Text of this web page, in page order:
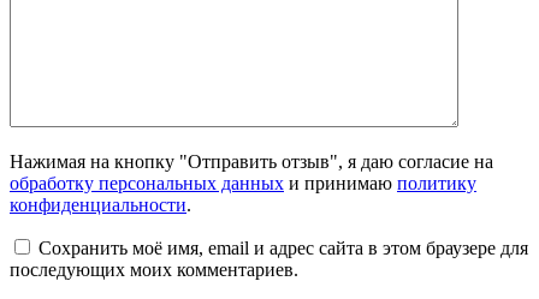
Нажимая на кнопку "Отправить отзыв", я даю согласие на
обработку персональных данных и принимаю политику
конфиденциальности.
Сохранить моё имя, email и адрес сайта в этом браузере для
последующих моих комментариев.